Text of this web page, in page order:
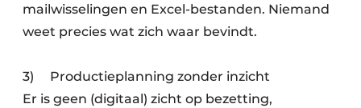
mailwisselingen en Excel-bestanden. Niemand
weet precies wat zich waar bevindt.
3) Productieplanning zonder inzicht
Er is geen (digitaal) zicht op bezetting,